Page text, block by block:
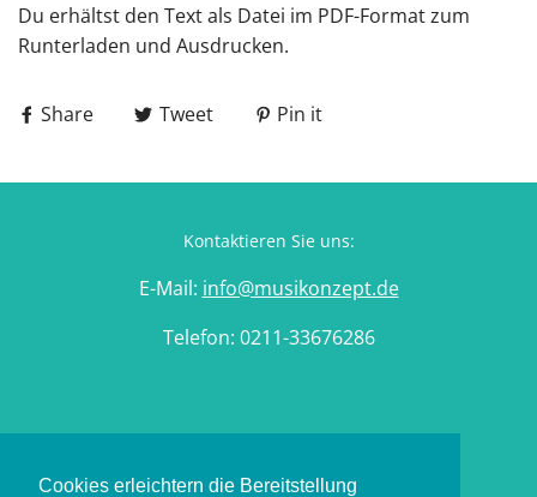
Cookies erleichtern die Bereitstellung
Du erhältst den Text als Datei im PDF-Format zum
Runterladen und Ausdrucken.
Share Tweet Pin it
Kontaktieren Sie uns:
E-Mail: info@musikonzept.de
Telefon: 0211-33676286
Datenschutzerklärung